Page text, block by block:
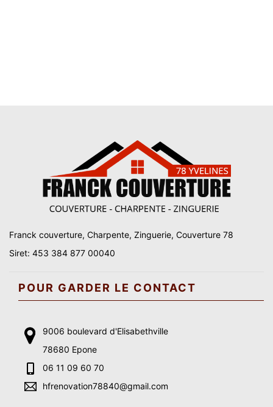
Franck couverture, Charpente, Zinguerie, Couverture 78
Siret: 453 384 877 00040
POUR GARDER LE CONTACT
9006 boulevard d'Elisabethville
78680 Epone
06 11 09 60 70
hfrenovation78840@gmail.com